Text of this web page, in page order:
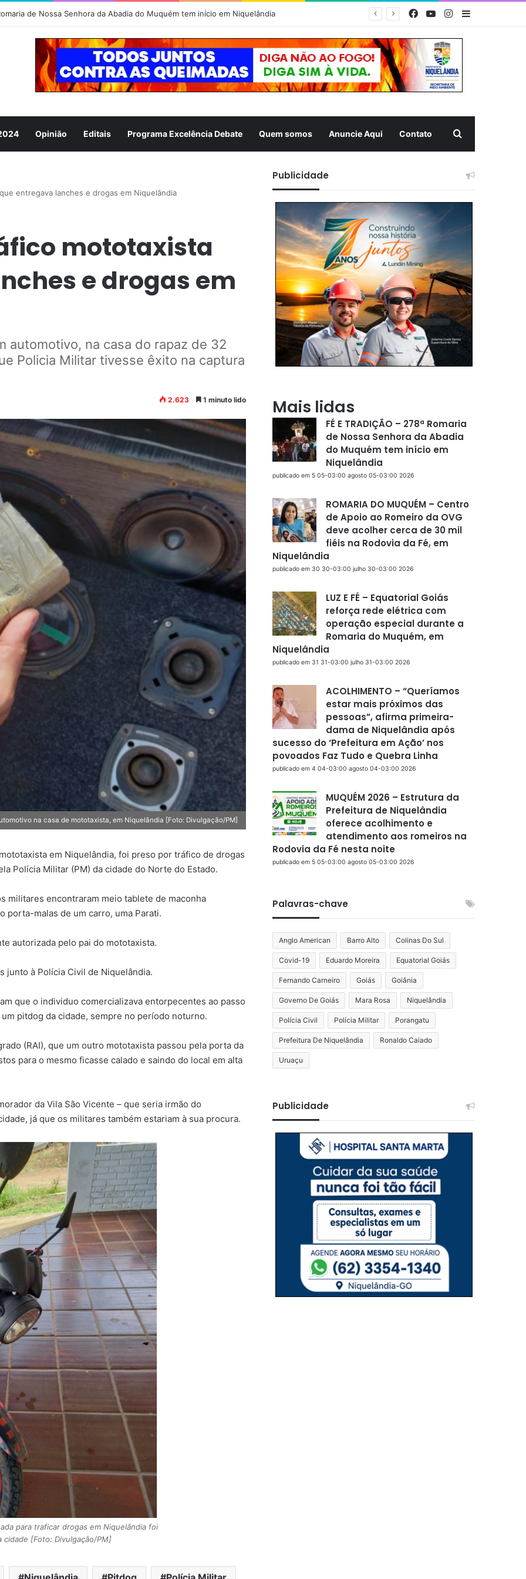
FacebookYouTubeInstagram
Opinião Editais Programa Excelência Debate Quem somos Anuncie Aqui Contato
entregava lanches e drogas em Niquelândia
mototaxista
e drogas em
automotivo, na casa do rapaz de 32
Policia Militar tivesse êxito na captura
2.623 1 minuto lido
na casa de mototaxista, em Niquelândia [Foto: Divulgação/PM]
em Niquelândia, foi preso por tráfico de drogas
Polícia Militar (PM) da cidade do Norte do Estado.
militares encontraram meio tablete de maconha
porta-malas de um carro, uma Parati.
autorizada pelo pai do mototaxista.
junto à Polícia Civil de Niquelândia.
que o individuo comercializava entorpecentes ao passo
pitdog da cidade, sempre no período noturno.
(RAI), que um outro mototaxista passou pela porta da
para o mesmo ficasse calado e saindo do local em alta
da Vila São Vicente – que seria irmão do
já que os militares também estariam à sua procura.
para traficar drogas em Niquelândia foi
cidade [Foto: Divulgação/PM]
FIM DE LINHA – Criminoso que
estuprou e esfaqueou moça de 20
anos morre em confronto com a
PM em Niquelândia
CONFERÊNCIA MUNICIPAL DE SAÚDE –
População, profissionais e gestores
debatem propostas para fortalecer
o SUS em Niquelândia
FOI DADA A LARGADA – Competição
inédita de kart coloca Niquelândia
Publicidade
Mais lidas
FÉ E TRADIÇÃO – 278ª Romaria
de Nossa Senhora da Abadia
do Muquém tem início em
Niquelândia
publicado em 5 05-03:00 agosto 05-03:00 2026
ROMARIA DO MUQUÉM – Centro
de Apoio ao Romeiro da OVG
deve acolher cerca de 30 mil
fiéis na Rodovia da Fé, em
Niquelândia
publicado em 30 30-03:00 julho 30-03:00 2026
LUZ E FÉ – Equatorial Goiás
reforça rede elétrica com
operação especial durante a
Romaria do Muquém, em
Niquelândia
publicado em 31 31-03:00 julho 31-03:00 2026
ACOLHIMENTO – “Queríamos
estar mais próximos das
pessoas”, afirma primeira-
dama de Niquelândia após
sucesso do ‘Prefeitura em Ação’ nos
povoados Faz Tudo e Quebra Linha
publicado em 4 04-03:00 agosto 04-03:00 2026
MUQUÉM 2026 – Estrutura da
Prefeitura de Niquelândia
oferece acolhimento e
atendimento aos romeiros na
Rodovia da Fé nesta noite
publicado em 5 05-03:00 agosto 05-03:00 2026
Palavras-chave
Anglo American Barro Alto Colinas Do Sul
Covid-19 Eduardo Moreira Equatorial Goiás
Fernando Carneiro Goiás Goiânia
Governo De Goiás Mara Rosa Niquelândia
Polícia Civil Polícia Militar Porangatu
Prefeitura De Niquelândia Ronaldo Caiado
Uruaçu
Publicidade